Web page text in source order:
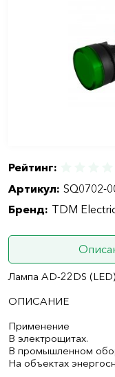
Рейтинг:
Артикул: SQ0702-
Бренд: TDM
Лампа AD-22DS
ОПИСАНИЕ
Применение
В электрощитах.
В промышленном
На объектах